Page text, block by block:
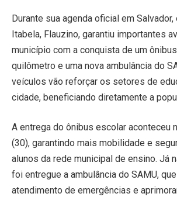
Durante sua agenda oficial em
Itabela, Flauzino, garantiu importantes
município com a conquista de um
quilômetro e uma nova ambulância do
veículos vão reforçar os setores de
cidade, beneficiando diretamente a
A entrega do ônibus escolar aconteceu
(30), garantindo mais mobilidade e
alunos da rede municipal de ensino. Já
foi entregue a ambulância do SAMU,
atendimento de emergências e